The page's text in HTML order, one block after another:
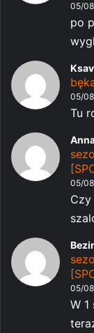
05/
po
05/
Tu
05/
05/
W 1